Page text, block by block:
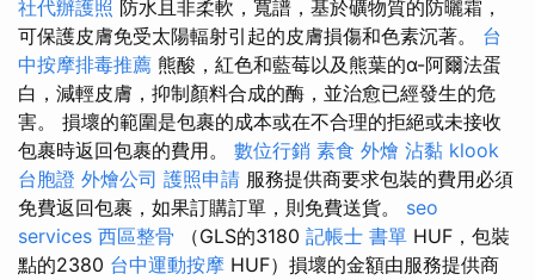
社代辦護照 防水且非柔軟，寬譜，基於礦物質的防曬霜，
可保護皮膚免受太陽輻射引起的皮膚損傷和色素沉著。 台
中按摩排毒推薦 熊酸，紅色和藍莓以及熊葉的α-阿爾法蛋
白，減輕皮膚，抑制顏料合成的酶，並治愈已經發生的危
害。 損壞的範圍是包裹的成本或在不合理的拒絕或未接收
包裹時返回包裹的費用。 數位行銷 素食 外燴 沾黏 klook
台胞證 外燴公司 護照申請 服務提供商要求包裝的費用必須
免費返回包裹，如果訂購訂單，則免費送貨。 seo
services 西區整骨 （GLS的3180 記帳士 書單 HUF，包裝
點的2380 台中運動按摩 HUF）損壞的金額由服務提供商